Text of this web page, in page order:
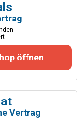
öffnen
Vertrag